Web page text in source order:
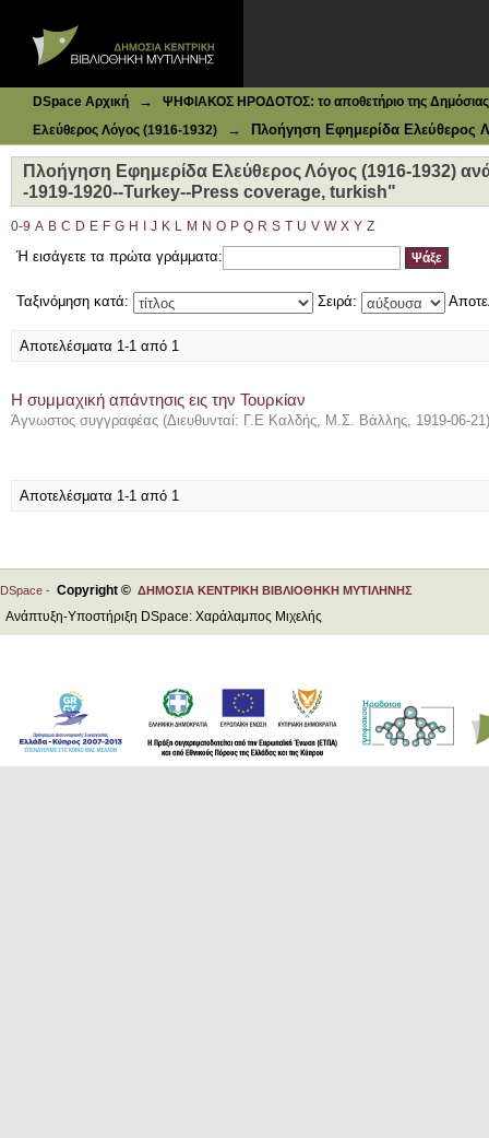
turkish"
DSpace Αρχική →
ΨΗΦΙΑΚΟΣ ΗΡΟΔΟΤΟΣ: το αποθετήριο της Δημόσιας
Ελεύθερος Λόγος (1916-1932)
→ Πλοήγηση Εφημερίδα Ελεύθερος
Πλοήγηση Εφημερίδα Ελεύθερος Λόγος (1916-1932)
-1919-1920--Turkey--Press coverage, turkish"
0-9 A B C D E F G H J K L M N O P Q R S T U V W X Y Z
Ή εισάγετε τα πρώτα γράμματα:
Ταξινόμηση κατά: Σειρά:
Αποτελέσματα 1-1 από 1
Η συμμαχική απάντησις εις την Τουρκίαν
Άγνωστος συγγραφέας (Διευθυνταί: Γ.Ε Καλδής, Μ.Σ. Βάλλης, 1919-06-21)
Αποτελέσματα 1-1 από 1
DSpace - Copyright © ΔΗΜΟΣΙΑ ΚΕΝΤΡΙΚΗ ΒΙΒΛΙΟΘΗΚΗ ΜΥΤΙΛΗΝΗΣ
Ανάπτυξη-Υποστήριξη DSpace: Χαράλαμπος Μιχελής